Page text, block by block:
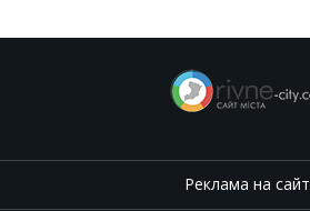
Реклама на